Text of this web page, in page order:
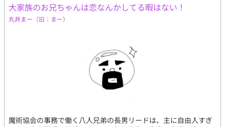
大家族のお兄ちゃんは恋なんかしてる暇はない！
丸井まー（旧：まー）
魔術協会の事務で働く八人兄弟の長男リードは、主に自由人すぎ